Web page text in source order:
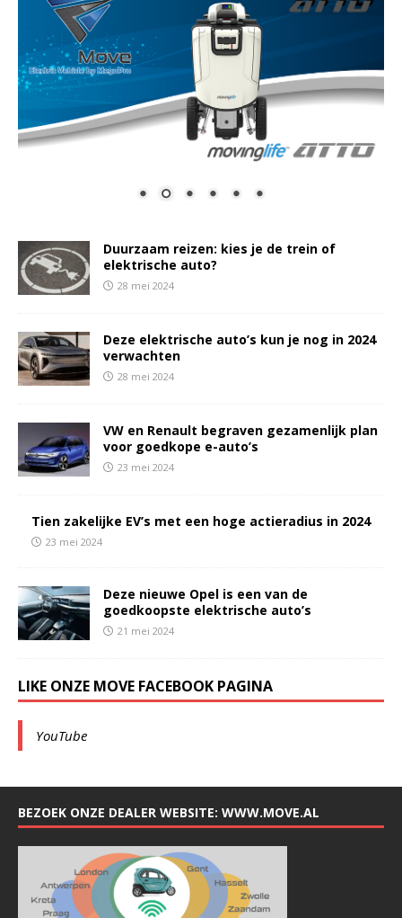
Duurzaam reizen: kies je de trein of
elektrische auto?
28 mei 2024
Deze elektrische auto’s kun je nog in 2024
verwachten
28 mei 2024
VW en Renault begraven gezamenlijk plan
voor goedkope e-auto’s
23 mei 2024
Tien zakelijke EV’s met een hoge actieradius in 2024
23 mei 2024
Deze nieuwe Opel is een van de
goedkoopste elektrische auto’s
21 mei 2024
LIKE ONZE MOVE FACEBOOK PAGINA
YouTube
BEZOEK ONZE DEALER WEBSITE: WWW.MOVE.AL